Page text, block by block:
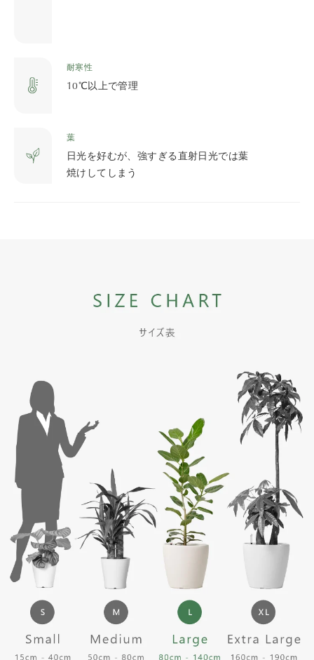
耐寒性
10℃以上で管理
葉
日光を好むが、強すぎる直射日光では葉
焼けしてしまう